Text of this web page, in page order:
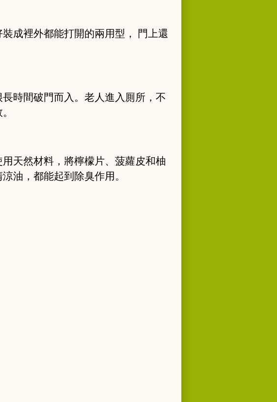
成裡外都能打開的兩用型， 門上還
時間破門而入。老人進入厠所，不
天然材料，將檸檬片、菠蘿皮和柚
油，都能起到除臭作用。